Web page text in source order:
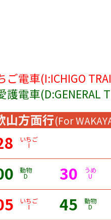
ご電車(I:ICHIGO
護電車(D:GENERAL
山方面行(For
いちご
I
動物
D 30 うめ
U
いちご
I 45 動物
D